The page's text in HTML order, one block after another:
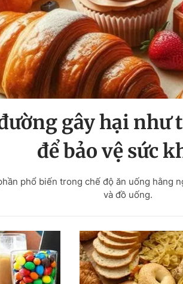
gây hại như
để bảo vệ sức
phổ biến trong chế độ ăn uống hằng
và đồ uống.